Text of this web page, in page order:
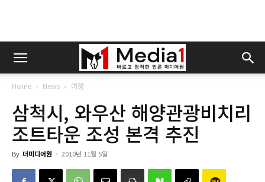
Home News 여행
삼척시, 와우산 해양관광비치리
조트타운 조성 본격 추진
By 더미디어원 - 2010년 11월 5일